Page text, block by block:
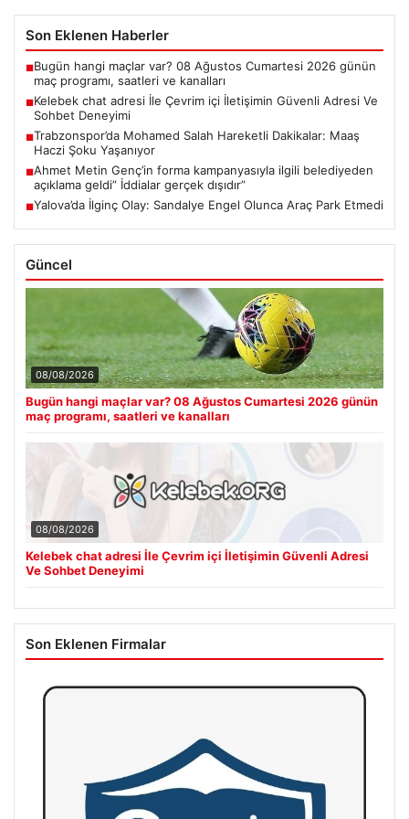
Son Eklenen Haberler
■Bugün hangi maçlar var? 08 Ağustos Cumartesi 2026 günün
maç programı, saatleri ve kanalları
■Kelebek chat adresi İle Çevrim içi İletişimin Güvenli Adresi Ve
Sohbet Deneyimi
■Trabzonspor’da Mohamed Salah Hareketli Dakikalar: Maaş
Haczi Şoku Yaşanıyor
■Ahmet Metin Genç’in forma kampanyasıyla ilgili belediyeden
açıklama geldi” İddialar gerçek dışıdır”
■Yalova’da İlginç Olay: Sandalye Engel Olunca Araç Park Etmedi
Güncel
08/08/2026
Bugün hangi maçlar var? 08 Ağustos Cumartesi 2026 günün
maç programı, saatleri ve kanalları
08/08/2026
Kelebek chat adresi İle Çevrim içi İletişimin Güvenli Adresi
Ve Sohbet Deneyimi
Son Eklenen Firmalar